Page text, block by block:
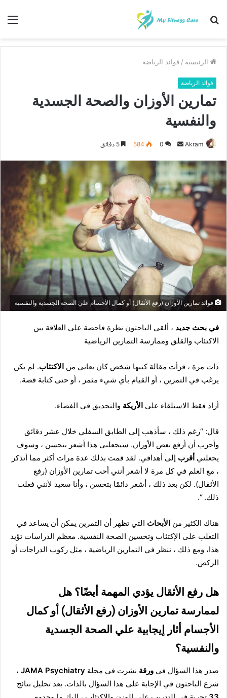
بحث
الرئيسية / فوائد الرياضة
فوائد الرياضة
تمارين الأوزان والصحة الجسدية
والنفسية
Akram
أرسل
إلكترونيا
0
584
فوائد تمارين الأوزان (رفع الأثقال) أو كمال الأجسام علي الصحة الجسدية والنفسية
في بحث جديد ، ألقى الباحثون نظرة فاحصة على العلاقة بين
الاكتئاب والقلق وممارسة التمارين الرياضية
ذات مرة ، قرأت مقالة كتبها شخص كان يعاني من الاكتئاب. لم يكن
يرغب في التمرين ، أو القيام بأي شيء مثمر ، أو حتى كتابة قصة.
أراد فقط الاستلقاء على الأريكة والتحديق في الفضاء.
قال: “رغم ذلك ، سأذهب إلى الطابق السفلي خلال عشر دقائق
وأجرب أن أرفع بعض الأوزان. سيجعلنى هذا أشعر بتحسن ، وسوف
يجعلني أقرب إلى أهدافي. لقد قمت بذلك عدة مرات أكثر مما أتذكر
، مع العلم في كل مرة لا أشعر أنني أحب تمارين الأوزان (رفع
الأثقال). لكن بعد ذلك ، أشعر دائمًا بتحسن ، وأنا سعيد لأنني فعلت
ذلك. “.
هناك الكثير من الأبحاث التي تظهر أن التمرين يمكن أن يساعد في
التغلب على الإكتئاب وتحسين الصحة النفسية. معظم الدراسات تؤيد
هذا، ومع ذلك ، ننظر في التمارين الرياضية ، مثل ركوب الدراجات أو
الركض.
هل رفع الأثقال يؤدي المهمة أيضًا؟ هل
لممارسة تمارين الأوزان (رفع الأثقال) أو كمال
الأجسام أثار إيجابية علي الصحة الجسدية
والنفسية؟
صدر هذا السؤال في ورقة نشرت في مجلة JAMA Psychiatry ،
شرع الباحثون في الإجابة على هذا السؤال بالذات. بعد تحليل نتائج